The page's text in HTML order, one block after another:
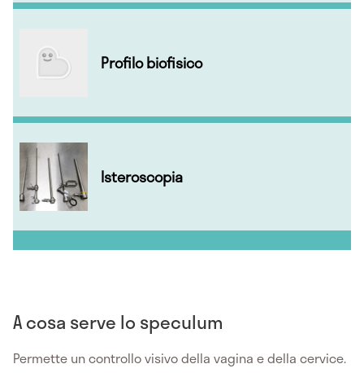
Profilo biofisico
Isteroscopia
A cosa serve lo speculum
Permette un controllo visivo della vagina e della cervice.